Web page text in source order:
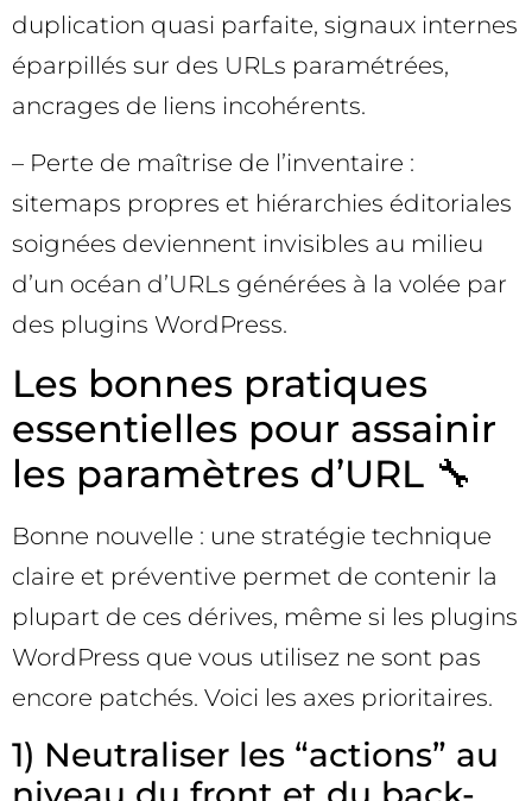
duplication quasi parfaite, signaux internes
éparpillés sur des URLs paramétrées,
ancrages de liens incohérents.
– Perte de maîtrise de l’inventaire :
sitemaps propres et hiérarchies éditoriales
soignées deviennent invisibles au milieu
d’un océan d’URLs générées à la volée par
des plugins WordPress.
Les bonnes pratiques
essentielles pour assainir
les paramètres d’URL 🔧
Bonne nouvelle : une stratégie technique
claire et préventive permet de contenir la
plupart de ces dérives, même si les plugins
WordPress que vous utilisez ne sont pas
encore patchés. Voici les axes prioritaires.
1) Neutraliser les “actions” au